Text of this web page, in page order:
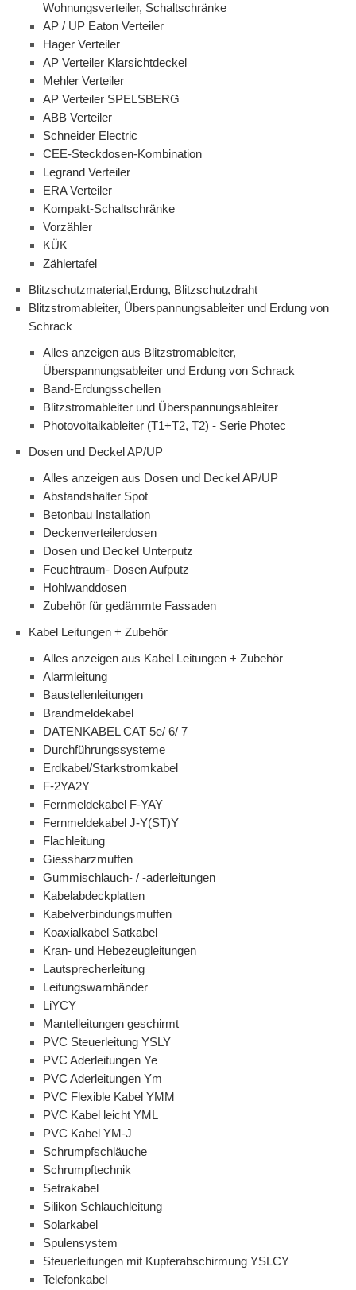
Wohnungsverteiler, Schaltschränke
AP / UP Eaton Verteiler
Hager Verteiler
AP Verteiler Klarsichtdeckel
Mehler Verteiler
AP Verteiler SPELSBERG
ABB Verteiler
Schneider Electric
CEE-Steckdosen-Kombination
Legrand Verteiler
ERA Verteiler
Kompakt-Schaltschränke
Vorzähler
KÜK
Zählertafel
Blitzschutzmaterial,Erdung, Blitzschutzdraht
Blitzstromableiter, Überspannungsableiter und Erdung von
Schrack
Alles anzeigen aus Blitzstromableiter,
Überspannungsableiter und Erdung von Schrack
Band-Erdungsschellen
Blitzstromableiter und Überspannungsableiter
Photovoltaikableiter (T1+T2, T2) - Serie Photec
Dosen und Deckel AP/UP
Alles anzeigen aus Dosen und Deckel AP/UP
Abstandshalter Spot
Betonbau Installation
Deckenverteilerdosen
Dosen und Deckel Unterputz
Feuchtraum- Dosen Aufputz
Hohlwanddosen
Zubehör für gedämmte Fassaden
Kabel Leitungen + Zubehör
Alles anzeigen aus Kabel Leitungen + Zubehör
Alarmleitung
Baustellenleitungen
Brandmeldekabel
DATENKABEL CAT 5e/ 6/ 7
Durchführungssysteme
Erdkabel/Starkstromkabel
F-2YA2Y
Fernmeldekabel F-YAY
Fernmeldekabel J-Y(ST)Y
Flachleitung
Giessharzmuffen
Gummischlauch- / -aderleitungen
Kabelabdeckplatten
Kabelverbindungsmuffen
Koaxialkabel Satkabel
Kran- und Hebezeugleitungen
Lautsprecherleitung
Leitungswarnbänder
LiYCY
Mantelleitungen geschirmt
PVC Steuerleitung YSLY
PVC Aderleitungen Ye
PVC Aderleitungen Ym
PVC Flexible Kabel YMM
PVC Kabel leicht YML
PVC Kabel YM-J
Schrumpfschläuche
Schrumpftechnik
Setrakabel
Silikon Schlauchleitung
Solarkabel
Spulensystem
Steuerleitungen mit Kupferabschirmung YSLCY
Telefonkabel